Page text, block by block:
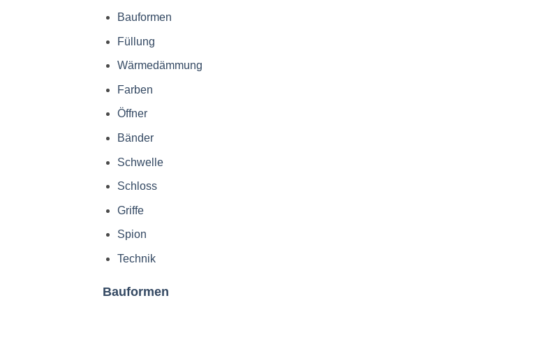
Bauformen
Füllung
Wärmedämmung
Farben
Öffner
Bänder
Schwelle
Schloss
Griffe
Spion
Technik
Bauformen